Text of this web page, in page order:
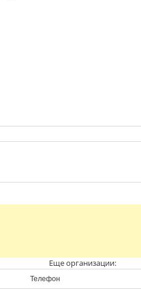
Еще организации:
Телефон